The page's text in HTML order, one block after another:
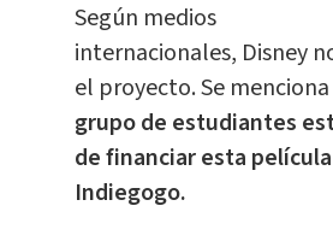
Según medios
internacionales, Disney
el proyecto. Se
grupo de estudiantes
de financiar esta
Indiegogo.